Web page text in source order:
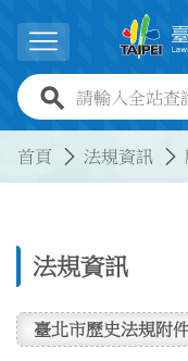
展開選單
全站查詢關鍵
首頁 法規資訊
法規資訊
臺北市歷史法規附